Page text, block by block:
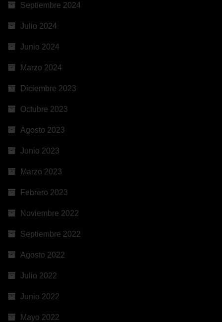
Septiembre 2024
Julio 2024
Junio 2024
Marzo 2024
Diciembre 2023
Octubre 2023
Agosto 2023
Junio 2023
Marzo 2023
Febrero 2023
Noviembre 2022
Septiembre 2022
Agosto 2022
Julio 2022
Junio 2022
Mayo 2022